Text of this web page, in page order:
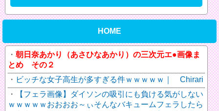
HOME
朝日奈あかり（あさひなあかり）の三次元エ●画像ま
とめ その２
ビッチな女子高生が多すぎる件ｗｗｗｗｗ｜ Chirari
【フェラ画像】ダイソンの吸引にも負ける気がしない
ｗｗｗｗｗおおおお～ぃそんなバキュームフェラしたら